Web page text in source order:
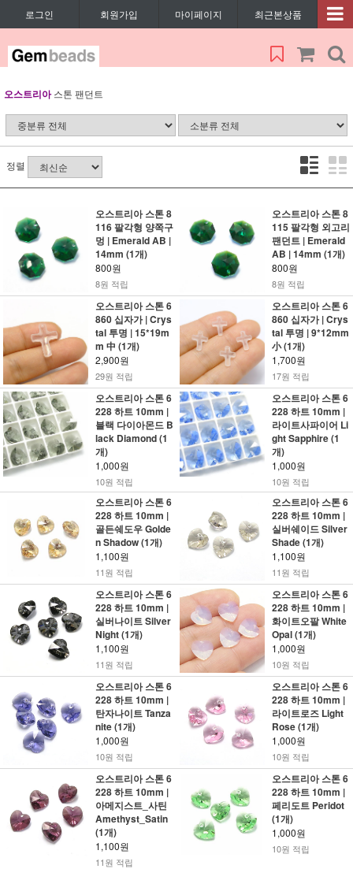
로그인 회원가입 마이페이지 최근본상품
오스트리아스톤 팬던트
정렬
오스트리아 스톤 8
116 팔각형 양쪽구
멍 | Emerald AB |
14mm (1개)
800원
8원 적립
오스트리아 스톤 8
115 팔각형 외고리
팬던트 | Emerald
AB | 14mm (1개)
800원
8원 적립
오스트리아 스톤 6
860 십자가 | Crys
tal 투명 | 15*19m
m 中 (1개)
2,900원
29원 적립
오스트리아 스톤 6
860 십자가 | Crys
tal 투명 | 9*12mm
小 (1개)
1,700원
17원 적립
오스트리아 스톤 6
228 하트 10mm |
블랙 다이아몬드 B
lack Diamond (1
개)
1,000원
10원 적립
오스트리아 스톤 6
228 하트 10mm |
라이트사파이어 Li
ght Sapphire (1
개)
1,000원
10원 적립
오스트리아 스톤 6
228 하트 10mm |
골든쉐도우 Golde
n Shadow (1개)
1,100원
11원 적립
오스트리아 스톤 6
228 하트 10mm |
실버쉐이드 Silver
Shade (1개)
1,100원
11원 적립
오스트리아 스톤 6
228 하트 10mm |
실버나이트 Silver
Night (1개)
1,100원
11원 적립
오스트리아 스톤 6
228 하트 10mm |
화이트오팔 White
Opal (1개)
1,000원
10원 적립
오스트리아 스톤 6
228 하트 10mm |
탄자나이트 Tanza
nite (1개)
1,000원
10원 적립
오스트리아 스톤 6
228 하트 10mm |
라이트로즈 Light
Rose (1개)
1,000원
10원 적립
오스트리아 스톤 6
228 하트 10mm |
아메지스트_사틴
Amethyst_Satin
(1개)
1,100원
11원 적립
오스트리아 스톤 6
228 하트 10mm |
페리도트 Peridot
(1개)
1,000원
10원 적립